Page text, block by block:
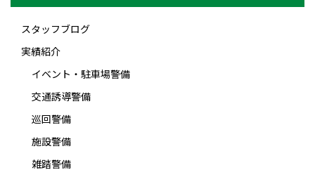
スタッフブログ
実績紹介
イベント・駐車場警備
交通誘導警備
巡回警備
施設警備
雑踏警備